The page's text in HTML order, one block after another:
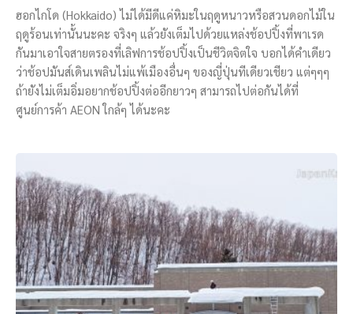
ฮอกไกโด (Hokkaido) ไม่ได้มีดีแค่หิมะในฤดูหนาวหรือสวนดอกไม้ใน
ฤดูร้อนเท่านั้นนะคะ จริงๆ แล้วยังเต็มไปด้วยแหล่งช้อปปิ้งที่พาเรด
กันมาเอาใจสายตรองที่เลิฟการช้อปปิ้งเป็นชีวิตจิตใจ บอกได้คำเดียว
ว่าช้อปมันส์เดินเพลินไม่แพ้เมืองอื่นๆ ของญี่ปุ่นทีเดียวเชียว แต่ๆๆๆ
ถ้ายังไม่เต็มอิ่มอยากช้อปปิ้งต่ออีกยาวๆ สามารถไปต่อกันได้ที่
ศูนย์การค้า AEON ใกล้ๆ ได้นะคะ